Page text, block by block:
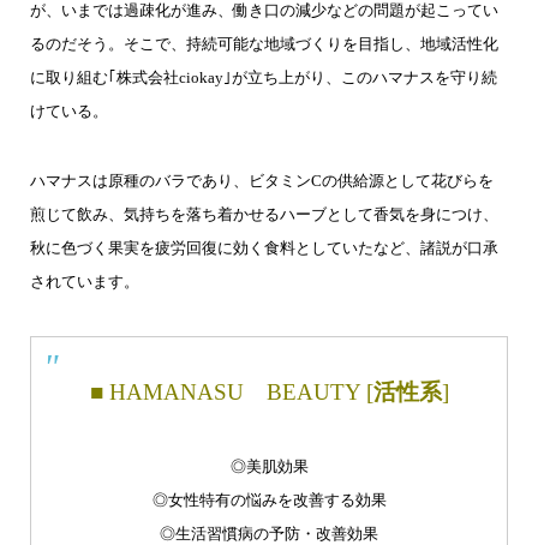
が、いまでは過疎化が進み、働き口の減少などの問題が起こってい
るのだそう。そこで、持続可能な地域づくりを目指し、地域活性化
に取り組む｢株式会社ciokay｣が立ち上がり、このハマナスを守り続
けている。
ハマナスは原種のバラであり、ビタミンCの供給源として花びらを
煎じて飲み、気持ちを落ち着かせるハーブとして香気を身につけ、
秋に色づく果実を疲労回復に効く食料としていたなど、諸説が口承
されています。
■ HAMANASU BEAUTY [活性系]
◎美肌効果
◎女性特有の悩みを改善する効果
◎生活習慣病の予防・改善効果